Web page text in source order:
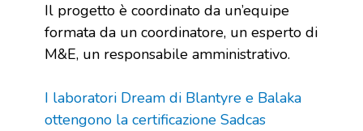
Il progetto è coordinato da un’equipe
formata da un coordinatore, un esperto di
M&E, un responsabile amministrativo.
I laboratori Dream di Blantyre e Balaka
ottengono la certificazione Sadcas